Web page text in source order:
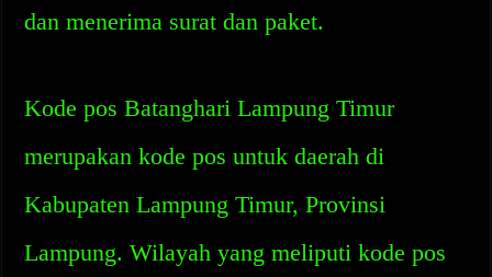
dan menerima surat dan paket.
Kode pos Batanghari Lampung Timur
merupakan kode pos untuk daerah di
Kabupaten Lampung Timur, Provinsi
Lampung. Wilayah yang meliputi kode pos